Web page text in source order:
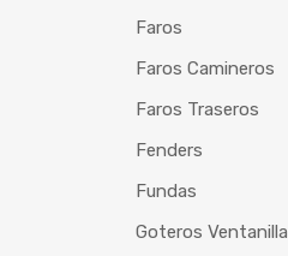
Faros
Faros Camineros
Faros Traseros
Fenders
Fundas
Goteros Ventanilla